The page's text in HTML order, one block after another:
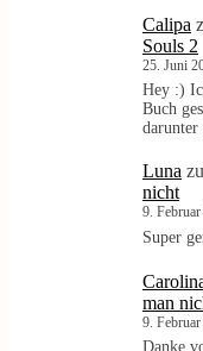
Calipa
Souls 2
25. Juni
Hey :)
Buch
Luna zu
nicht
9.
Super
man
9.
Danke